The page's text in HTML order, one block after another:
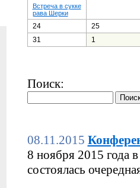
Встреча в сукке
рава Шерки
24
25
31
1
Поиск:
08.11.2015
8 ноября 2015 года
состоялась